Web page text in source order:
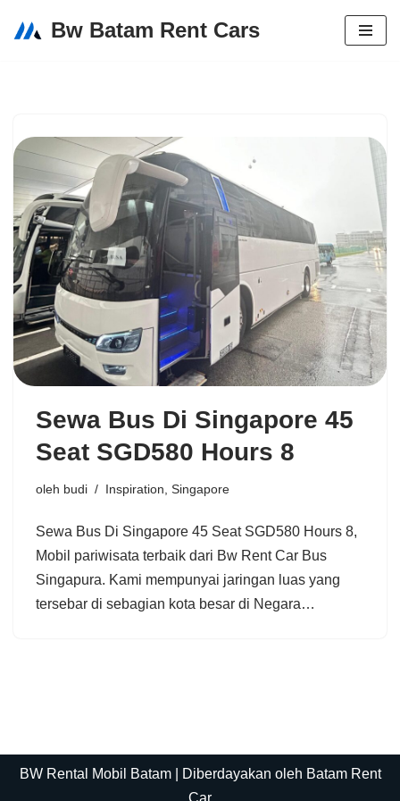
Bw Batam Rent Cars
Sewa Bus Di Singapore 45
Seat SGD580 Hours 8
oleh budi Inspiration Singapore
Sewa Bus Di Singapore 45 Seat SGD580 Hours 8,
Mobil pariwisata terbaik dari Bw Rent Car Bus
Singapura. Kami mempunyai jaringan luas yang
tersebar di sebagian kota besar di Negara…
BW Rental Mobil Batam| Diberdayakan oleh Batam Rent
Car